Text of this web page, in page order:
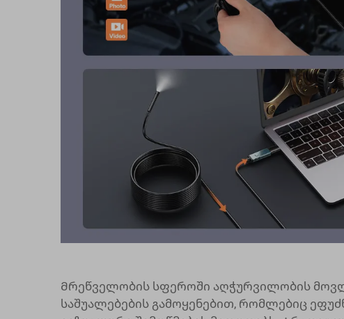
Მრეწველობის სფეროში აღჭურვილობის
საშუალებების გამოყენებით, რომლებიც